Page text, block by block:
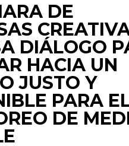
DE
DIÁLOGO
HACIA UN
JUSTO Y
PARA
DE